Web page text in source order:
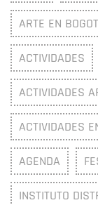
ARTE EN
ACTIVIDADES
ACTIVIDADES
ACTIVIDADES
AGENDA
INSTITUTO